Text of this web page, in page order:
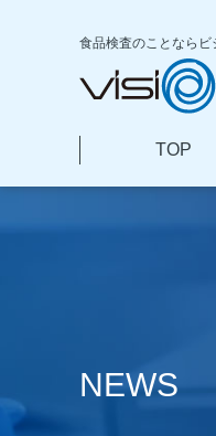
食品検査のことなら ビ
TOP
NEWS